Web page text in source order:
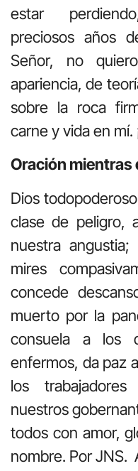
estar
preciosos años
Señor, no
apariencia, de
sobre la roca
carne y vida en mí.
Oración mientras
Dios
clase de peligro,
nuestra
mires
concede
muerto por la
consuela a los
enfermos, da paz
los
nuestros
todos con amor,
nombre. Por JNS.